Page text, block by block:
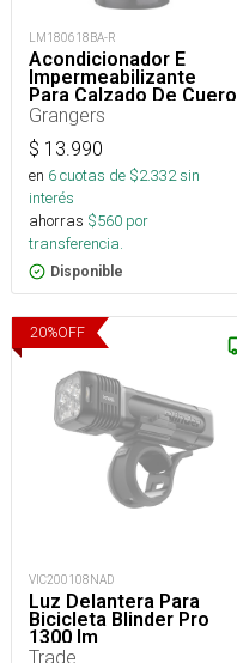
LM180618BA-R
Acondicionador E
Impermeabilizante
Para Calzado De Cuero
75 Ml
Grangers
$ 13.990
en 6cuotas de $2.332sin
interés
ahorras $560 por
transferencia.
Disponible
20%OFF
VIC200108NAD
Luz Delantera Para
Bicicleta Blinder Pro
1300 lm
Trade